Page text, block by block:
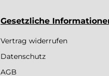
Gesetzliche
Vertrag widerrufen
Datenschutz
AGB